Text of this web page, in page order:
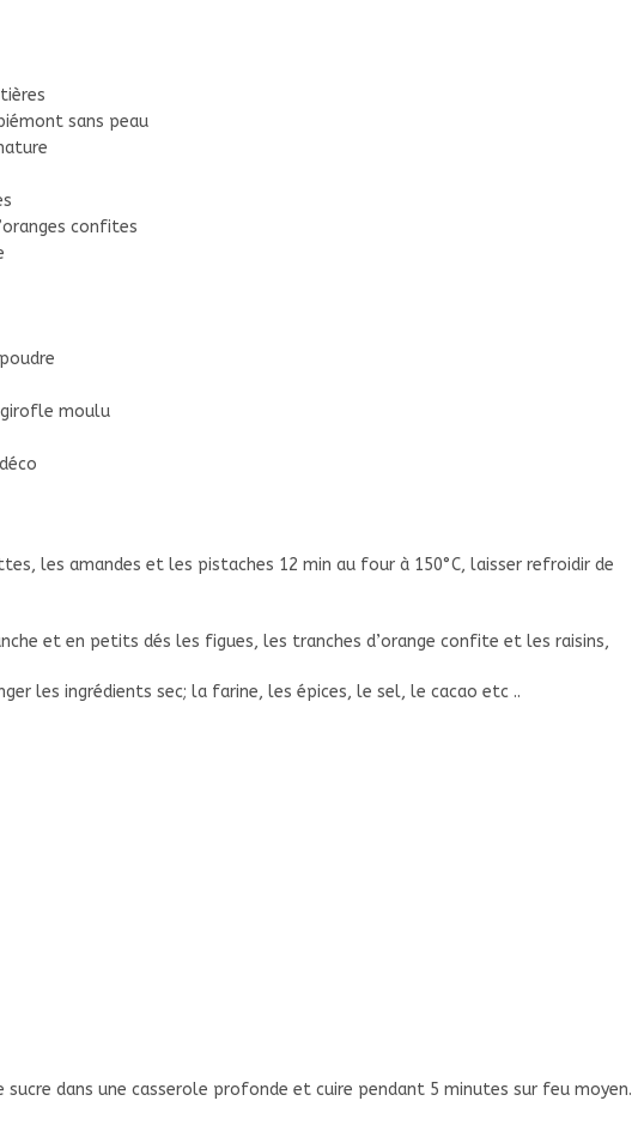
sans peau
confites
girofle moulu
les amandes et les pistaches 12 min au four à 150°C, laisser refroidir de
et en petits dés les figues, les tranches d’orange confite et les raisins,
les ingrédients sec; la farine, les épices, le sel, le cacao etc ..
dans une casserole profonde et cuire pendant 5 minutes sur feu moyen.